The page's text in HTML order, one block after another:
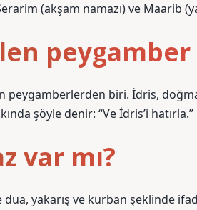
(akşam namazı) ve Maarib
peygamberlerden biri. İdris,
şöyle denir: “Ve İdris’i hatırla.”
var mı?
dua, yakarış ve kurban şeklinde